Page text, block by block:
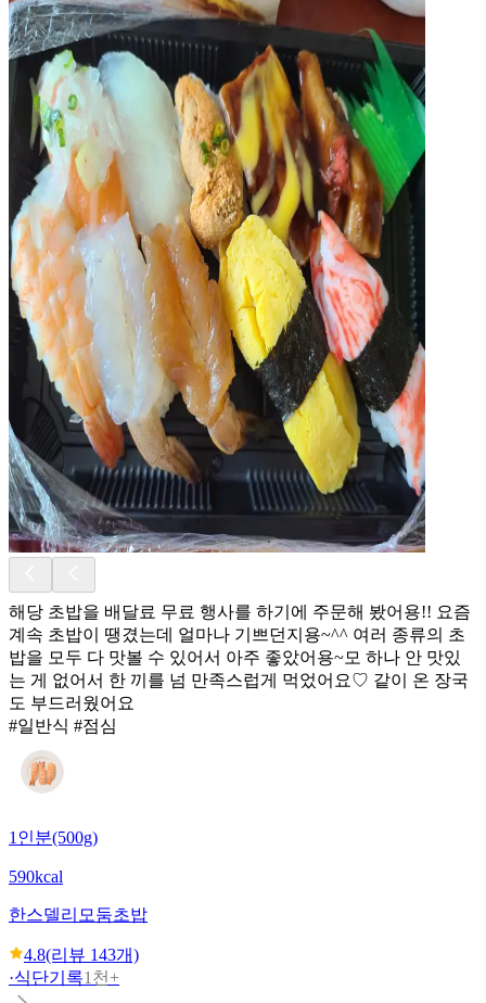
해당 초밥을 배달료 무료 행사를 하기에 주문해 봤어용!! 요즘
계속 초밥이 땡겼는데 얼마나 기쁘던지용~^^ 여러 종류의 초
밥을 모두 다 맛볼 수 있어서 아주 좋았어용~모 하나 안 맛있
는 게 없어서 한 끼를 넘 만족스럽게 먹었어요♡ 같이 온 장국
도 부드러웠어요
#일반식 #점심
1인분(500g)
590kcal
한스델리 모둠초밥
4.8(리뷰 143개)
·식단기록1천+